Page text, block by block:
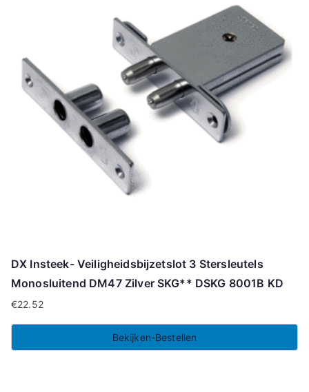
DX Insteek- Veiligheidsbijzetslot 3 Stersleutels
Monosluitend DM47 Zilver SKG** DSKG 8001B KD
€22.52
Bekijken-Bestellen